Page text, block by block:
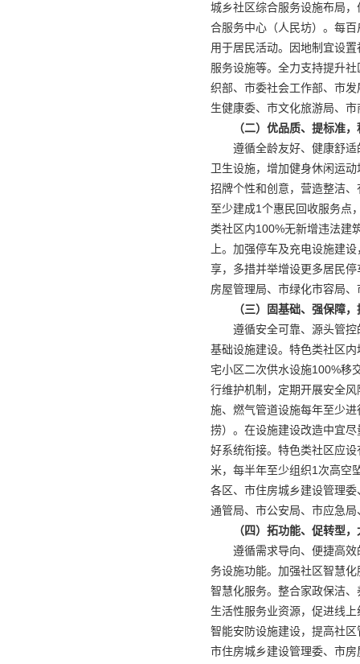
城乡社区综合服务设施布局
合服务中心（人民坊）。每
用于居民活动。因地制宜设
服务设施等。全力支持提升
织部、市委社会工作部、市
生健康委、市文化旅游局、市
（二）优品质、提标准
遵循全龄友好、健康舒
卫生设施，增加健身休闲运
招牌个性和创意，营造整洁
至少建成1个惠民回收服务点
类社区内100%无新增违法建
上。加强停车及充电设施建
享，多措并举增设更多居民
房屋管理局、市绿化市容局
（三）固基础、强保障
遵循安全可靠、源头管
基础设施建设。特色类社区
宅小区二次供水设施100%移
行维护机制，定期开展安全
施、燃气管道设施每年至少
捞）。在设施建设改造中宜
好系统衔接。特色类社区应
米，每半年至少组织1次高空
各区、市住房城乡建设管理
通管局、市公安局、市应急
（四）拓功能、促转型
遵循需求导向、便捷高
务设施功能。加强社区智慧
智慧化服务。整合家政保洁
生活性服务业资源，促进线
智能安防设施建设，提高社
市住房城乡建设管理委、市